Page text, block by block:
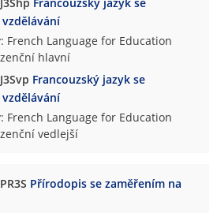
Francouzský jazyk se
French Language for Education
hlavní
Francouzský jazyk se
French Language for Education
vedlejší
Přírodopis se zaměřením na